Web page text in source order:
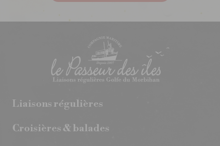
Liaisons régulières
Croisières & balades